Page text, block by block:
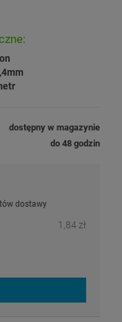
dostępny w magazynie
do 48 godzin
dostawy
1,84 zł